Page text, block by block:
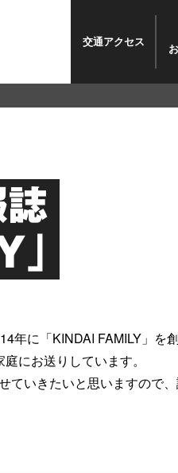
交通アクセス
年に「KINDAI FAMILY」を
にお送りしています。
いきたいと思いますので